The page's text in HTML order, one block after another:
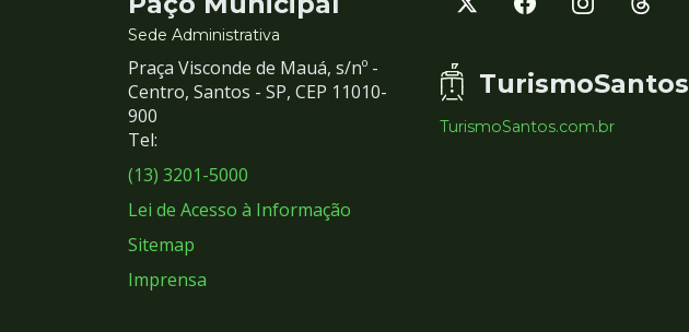
e
Redes
Sociais
Sede Administrativa
Praça Visconde de Mauá, s/nº -
Centro, Santos - SP, CEP 11010-
900
Tel:
(13) 3201-5000
Lei de Acesso à Informação
Sitemap
Imprensa
TurismoSantos
TurismoSantos.com.br